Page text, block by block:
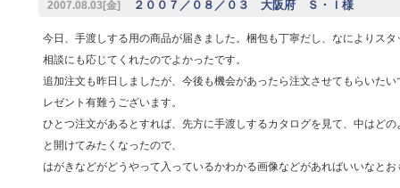
2007.08.03[金] ２００７／０８／０３ 大阪府 Ｓ・Ｉ様
今日、手渡しする用の商品が届きました。梱包も丁寧だし、なによりス
相談にも応じてくれたのでよかったです。
追加注文も昨日しましたが、今後も機会があったら注文させてもらいた
レゼント有難うございます。
ひとつ注文があるとすれば、先方に手渡しするカタログを見て、中はど
と開けてみたくなったので、
はがきなどがどうやって入っているかわかる画像などがあればいいなとお